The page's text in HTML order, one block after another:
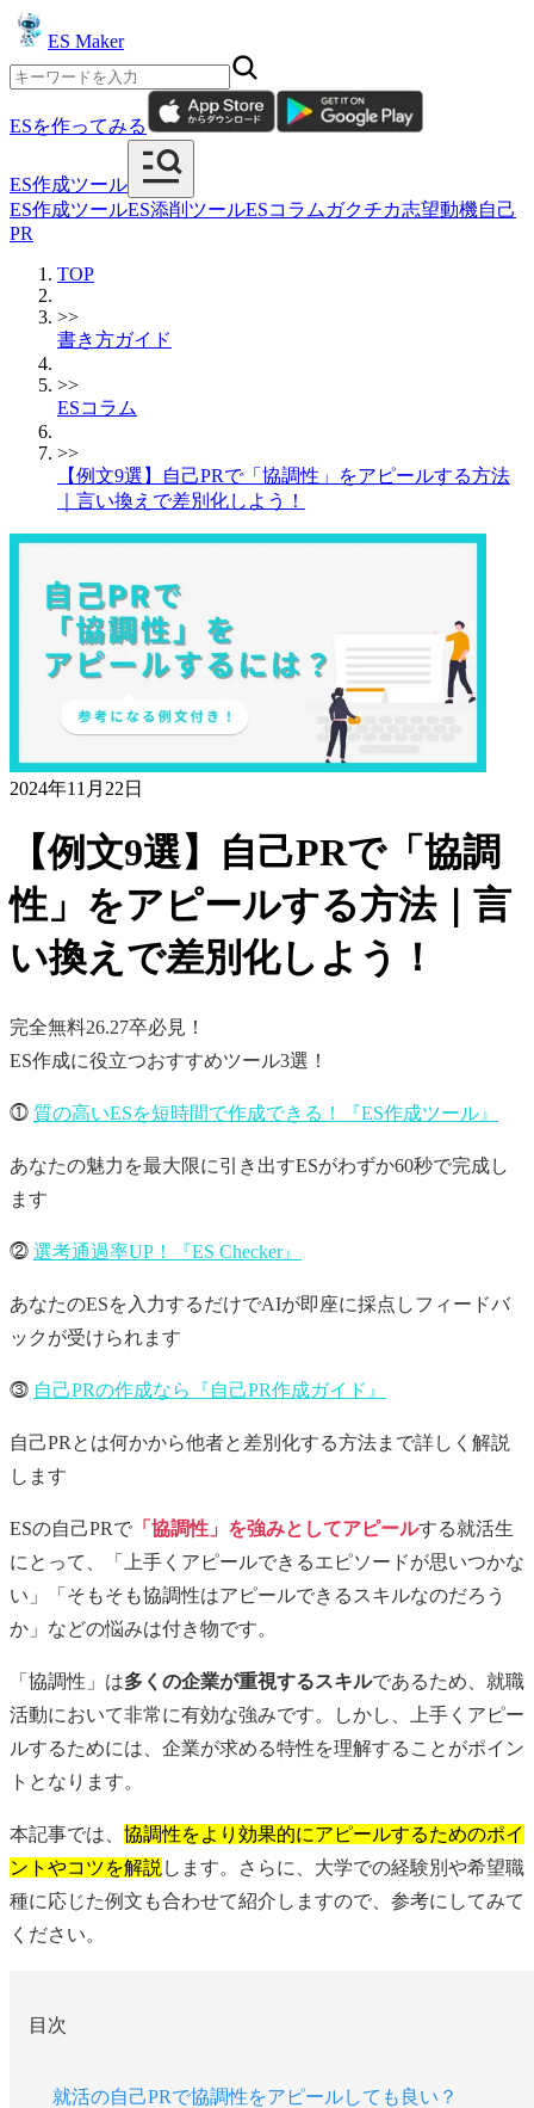
ES Maker
ESを作ってみる
ES作成ツール
ES作成ツールES添削ツールESコラム ガクチカ志望動機自己
PR
TOP
>>
書き方ガイド
>>
ESコラム
>>
【例文9選】自己PRで「協調性」をアピールする方法
｜言い換えで差別化しよう！
2024年11月22日
【例文9選】自己PRで「協調
性」をアピールする方法｜言
い換えで差別化しよう！
完全無料26.27卒必見！
ES作成に役立つおすすめツール3選！
⓵ 質の高いESを短時間で作成できる！『ES作成ツール』
あなたの魅力を最大限に引き出すESがわずか60秒で完成し
ます
⓶ 選考通過率UP！『ES Checker』
あなたのESを入力するだけでAIが即座に採点しフィードバ
ックが受けられます
⓷ 自己PRの作成なら『自己PR作成ガイド』
自己PRとは何かから他者と差別化する方法まで詳しく解説
します
ESの自己PRで 「協調性」を強みとしてアピールする就活生
にとって、「上手くアピールできるエピソードが思いつかな
い」「そもそも協調性はアピールできるスキルなのだろう
か」などの悩みは付き物です。
「協調性」は多くの企業が重視するスキルであるため、就職
活動において非常に有効な強みです。しかし、上手くアピー
ルするためには、企業が求める特性を理解することがポイン
トとなります。
本記事では、 協調性をより効果的にアピールするためのポイ
ントやコツを解説 します。さらに、大学での経験別や希望職
種に応じた例文も合わせて紹介しますので、参考にしてみて
ください。
目次
就活の自己PRで協調性をアピールしても良い？